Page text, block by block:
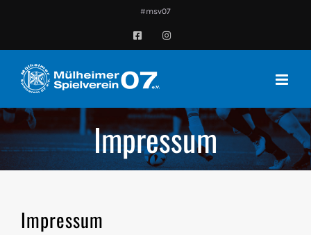
#msv07
FacebookInstagram
Impressum
Impressum